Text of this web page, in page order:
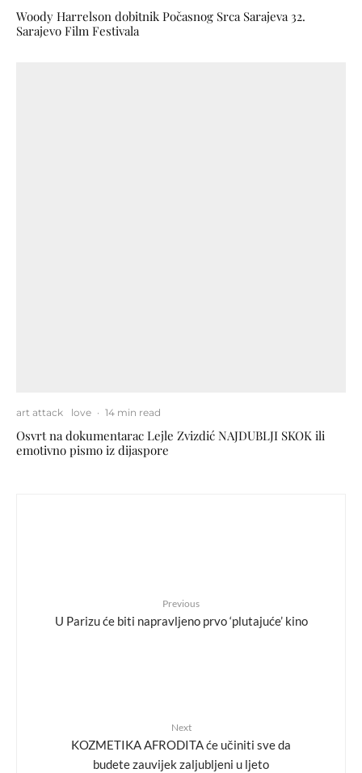
Woody Harrelson dobitnik Počasnog Srca Sarajeva 32.
Sarajevo Film Festivala
art attack love · 14 min read
Osvrt na dokumentarac Lejle Zvizdić NAJDUBLJI SKOK ili
emotivno pismo iz dijaspore
Previous
U Parizu će biti napravljeno prvo ‘plutajuće’ kino
Next
KOZMETIKA AFRODITA će učiniti sve da
budete zauvijek zaljubljeni u ljeto